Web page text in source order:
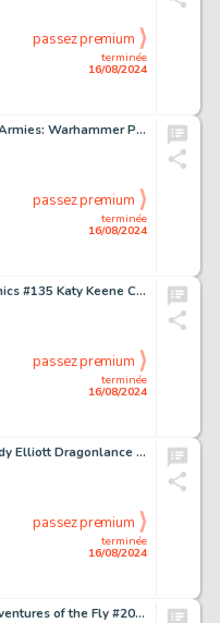
terminée
16/08/2024
passez premium
Tony Hough Ignorant Armies: Warhammer Paperback Illustration Original Art Group of 2 (Games Workshop, 1989). (Total: 4 Items)
terminée
16/08/2024
passez premium
Bill Woggon Pep Comics #135 Katy Keene Complete Story Original Art Group of 6 (Archie, 1959). (Total: 6 Original Art)
terminée
16/08/2024
passez premium
Ron Randall and Randy Elliott Dragonlance #32 Double Page Spread 2-3 Original Art (DC, 1991).
terminée
16/08/2024
passez premium
John Rosenberger Adventures of the Fly #20 Complete 8-Page Story Original Art (Archie, 1962). (Total: 8 Original Art)